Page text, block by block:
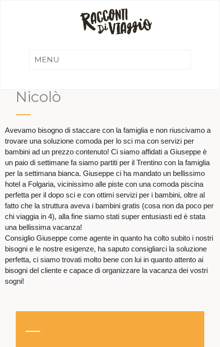
Nicolò
Avevamo bisogno di staccare con la famiglia e non riuscivamo a
trovare una soluzione comoda per lo sci ma con servizi per
bambini ad un prezzo contenuto! Ci siamo affidati a Giuseppe è
un paio di settimane fa siamo partiti per il Trentino con la famiglia
per la settimana bianca. Giuseppe ci ha mandato un bellissimo
hotel a Folgaria, vicinissimo alle piste con una comoda piscina
perfetta per il dopo sci e con ottimi servizi per i bambini, oltre al
fatto che la struttura aveva i bambini gratis (cosa non da poco per
chi viaggia in 4), alla fine siamo stati super entusiasti ed è stata
una bellissima vacanza!
Consiglio Giuseppe come agente in quanto ha colto subito i nostri
bisogni e le nostre esigenze, ha saputo consigliarci la soluzione
perfetta, ci siamo trovati molto bene con lui in quanto attento ai
bisogni del cliente e capace di organizzare la vacanza dei vostri
sogni!